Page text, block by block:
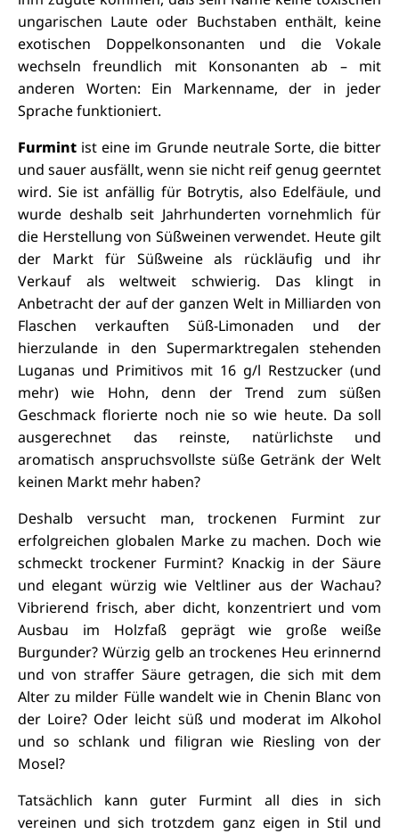
ungarischen Laute oder Buchstaben enthält, keine
exotischen Doppelkonsonanten und die Vokale
wechseln freundlich mit Konsonanten ab – mit
anderen Worten: Ein Markenname, der in jeder
Sprache funktioniert.
Furmint ist eine im Grunde neutrale Sorte, die bitter
und sauer ausfällt, wenn sie nicht reif genug geerntet
wird. Sie ist anfällig für Botrytis, also Edelfäule, und
wurde deshalb seit Jahrhunderten vornehmlich für
die Herstellung von Süßweinen verwendet. Heute gilt
der Markt für Süßweine als rückläufig und ihr
Verkauf als weltweit schwierig. Das klingt in
Anbetracht der auf der ganzen Welt in Milliarden von
Flaschen verkauften Süß-Limonaden und der
hierzulande in den Supermarktregalen stehenden
Luganas und Primitivos mit 16 g/l Restzucker (und
mehr) wie Hohn, denn der Trend zum süßen
Geschmack florierte noch nie so wie heute. Da soll
ausgerechnet das reinste, natürlichste und
aromatisch anspruchsvollste süße Getränk der Welt
keinen Markt mehr haben?
Deshalb versucht man, trockenen Furmint zur
erfolgreichen globalen Marke zu machen. Doch wie
schmeckt trockener Furmint? Knackig in der Säure
und elegant würzig wie Veltliner aus der Wachau?
Vibrierend frisch, aber dicht, konzentriert und vom
Ausbau im Holzfaß geprägt wie große weiße
Burgunder? Würzig gelb an trockenes Heu erinnernd
und von straffer Säure getragen, die sich mit dem
Alter zu milder Fülle wandelt wie in Chenin Blanc von
der Loire? Oder leicht süß und moderat im Alkohol
und so schlank und filigran wie Riesling von der
Mosel?
Tatsächlich kann guter Furmint all dies in sich
vereinen und sich trotzdem ganz eigen in Stil und